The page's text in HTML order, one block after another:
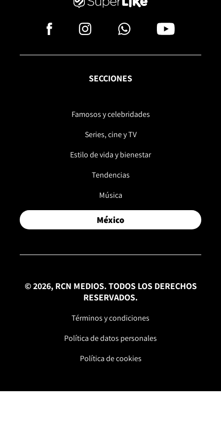
SECCIONES
Famosos y celebridades
Series, cine y TV
Estilo de vida y bienestar
Tendencias
Música
México
© 2026, RCN MEDIOS. TODOS LOS DERECHOS
RESERVADOS.
Términos y condiciones
Política de datos personales
Política de cookies